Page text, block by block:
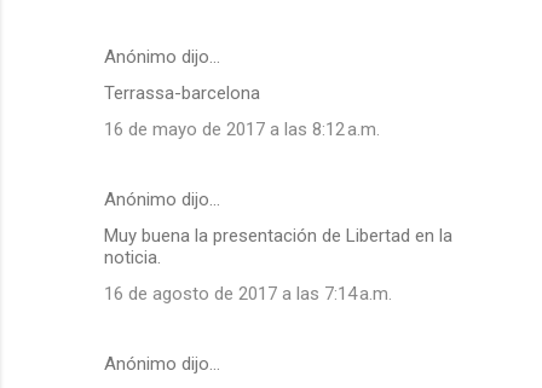
Anónimo dijo…
Terrassa-barcelona
16 de mayo de 2017 a las 8:12 a.m.
Anónimo dijo…
Muy buena la presentación de Libertad en la
noticia.
16 de agosto de 2017 a las 7:14 a.m.
Anónimo dijo…